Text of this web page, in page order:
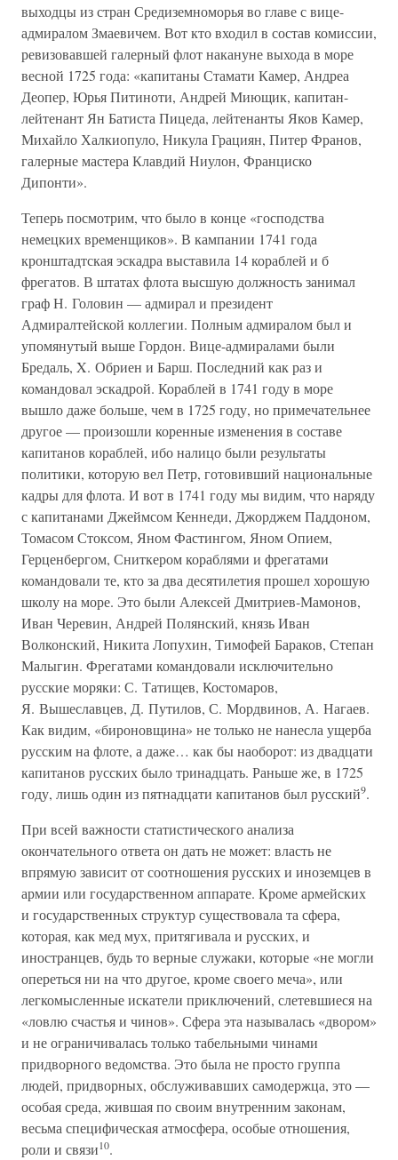
выходцы из стран Средиземноморья во главе с вице-
адмиралом Змаевичем. Вот кто входил в состав комиссии,
ревизовавшей галерный флот накануне выхода в море
весной 1725 года: «капитаны Стамати Камер, Андреа
Деопер, Юрья Питиноти, Андрей Миющик, капитан-
лейтенант Ян Батиста Пицеда, лейтенанты Яков Камер,
Михайло Халкиопуло, Никула Грациян, Питер Франов,
галерные мастера Клавдий Ниулон, Франциско
Дипонти».
Теперь посмотрим, что было в конце «господства
немецких временщиков». В кампании 1741 года
кронштадтская эскадра выставила 14 кораблей и б
фрегатов. В штатах флота высшую должность занимал
граф Н. Головин — адмирал и президент
Адмиралтейской коллегии. Полным адмиралом был и
упомянутый выше Гордон. Вице-адмиралами были
Бредаль, X. Обриен и Барш. Последний как раз и
командовал эскадрой. Кораблей в 1741 году в море
вышло даже больше, чем в 1725 году, но примечательнее
другое — произошли коренные изменения в составе
капитанов кораблей, ибо налицо были результаты
политики, которую вел Петр, готовивший национальные
кадры для флота. И вот в 1741 году мы видим, что наряду
с капитанами Джеймсом Кеннеди, Джорджем Паддоном,
Томасом Стоксом, Яном Фастингом, Яном Опием,
Герценбергом, Сниткером кораблями и фрегатами
командовали те, кто за два десятилетия прошел хорошую
школу на море. Это были Алексей Дмитриев-Мамонов,
Иван Черевин, Андрей Полянский, князь Иван
Волконский, Никита Лопухин, Тимофей Бараков, Степан
Малыгин. Фрегатами командовали исключительно
русские моряки: С. Татищев, Костомаров,
Я. Вышеславцев, Д. Путилов, С. Мордвинов, А. Нагаев.
Как видим, «бироновщина» не только не нанесла ущерба
русским на флоте, а даже… как бы наоборот: из двадцати
капитанов русских было тринадцать. Раньше же, в 1725
году, лишь один из пятнадцати капитанов был русский9.
При всей важности статистического анализа
окончательного ответа он дать не может: власть не
впрямую зависит от соотношения русских и иноземцев в
армии или государственном аппарате. Кроме армейских
и государственных структур существовала та сфера,
которая, как мед мух, притягивала и русских, и
иностранцев, будь то верные служаки, которые «не могли
опереться ни на что другое, кроме своего меча», или
легкомысленные искатели приключений, слетевшиеся на
«ловлю счастья и чинов». Сфера эта называлась «двором»
и не ограничивалась только табельными чинами
придворного ведомства. Это была не просто группа
людей, придворных, обслуживавших самодержца, это —
особая среда, жившая по своим внутренним законам,
весьма специфическая атмосфера, особые отношения,
роли и связи10.